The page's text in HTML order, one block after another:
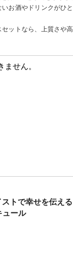
お酒やドリンクがひ
ットなら、上質さや
ストで幸せを伝え
ュール